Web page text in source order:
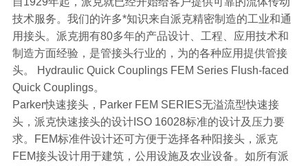
技术服务。我们的许多*知识来自派克精密制造的工业和通
用接头。派克拥有80多年的产品设计、工程、应用技术和
制造方面经验，是管接头行业的，为的各种应用提供管接
头。 Hydraulic Quick Couplings FEM Series Flush-faced
Quick Couplings。
Parker快速接头，Parker FEM SERIES无溢流型快速接
头，派克快速接头的设计ISO 16028标准的设计及压力要
求。FEM标准件设计还可方便于选择各种阳接头，派克
FEM接头设计用于建筑，公用设施及农业设备。如所有派